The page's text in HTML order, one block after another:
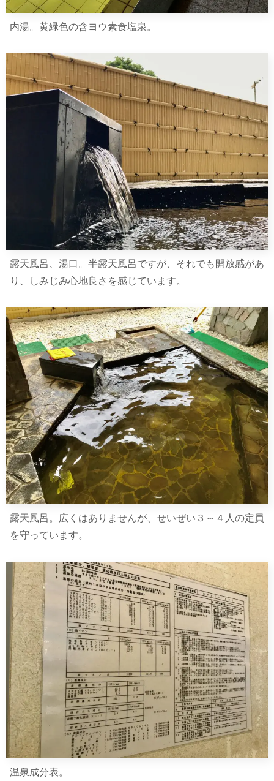
内湯。黄緑色の含ヨウ素食塩泉。
露天風呂、湯口。半露天風呂ですが、それでも開放感があ
り、しみじみ心地良さを感じています。
露天風呂。広くはありませんが、せいぜい３～４人の定員
を守っています。
温泉成分表。